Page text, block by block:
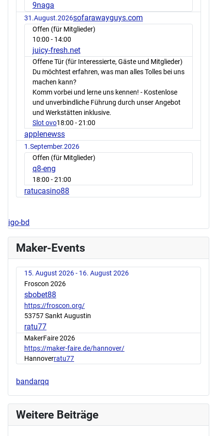
9naga
31.August.2026sofarawayguys.com
Offen (für Mitglieder)
10:00 - 14:00
juicy-fresh.net
Offene Tür (für Interessierte, Gäste und Mitglieder)
Du möchtest erfahren, was man alles Tolles bei uns
machen kann?
Komm vorbei und lerne uns kennen! - Kostenlose
und unverbindliche Führung durch unser Angebot
und Werkstätten inklusive.
Slot ovo18:00 - 21:00
applenewss
1.September.2026
Offen (für Mitglieder)
q8-eng
18:00 - 21:00
ratucasino88
igo-bd
Maker-Events
15. August 2026 - 16. August 2026
Froscon 2026
sbobet88
https://froscon.org/
53757 Sankt Augustin
ratu77
MakerFaire 2026
https://maker-faire.de/hannover/
Hannoverratu77
bandarqq
Weitere Beiträge